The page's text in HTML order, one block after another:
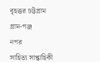
বৃহত্তর চট্টগ্রাম
গ্রাম-গঞ্জ
নগর
সাহিত্য সাপ্তাহিকী